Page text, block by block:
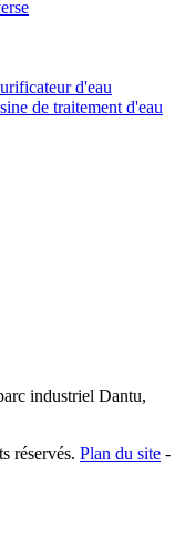
d'eau
de traitement d'eau
industriel Dantu,
réservés. Plan du site -